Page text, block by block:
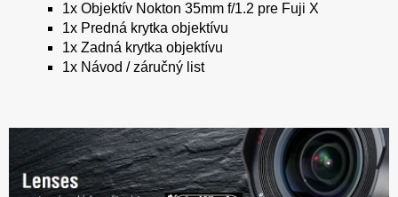
1x Objektív Nokton 35mm f/1.2 pre Fuji X
1x Predná krytka objektívu
1x Zadná krytka objektívu
1x Návod / záručný list